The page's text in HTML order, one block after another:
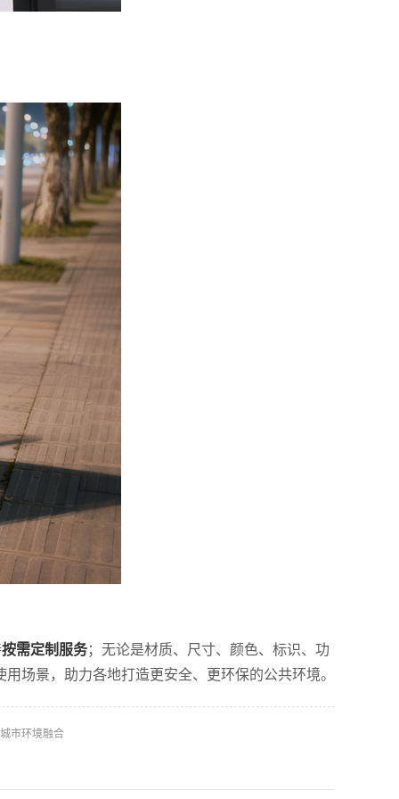
按需定制服务；无论是材质、尺寸、颜色、标识、功
场景，
助力各地打造更安全、更环保的公共环境。
市环境融合